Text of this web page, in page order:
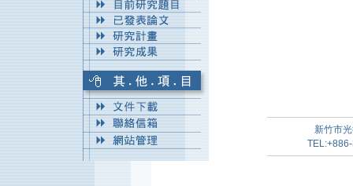
新竹市